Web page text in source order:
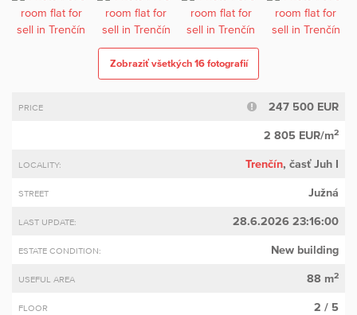
Zobraziť všetkých 16 fotografií
PRICE 247 500 EUR
2 805 EUR/m2
LOCALITY: Trenčín, časť Juh I
STREET Južná
LAST UPDATE: 28.6.2026 23:16:00
ESTATE CONDITION: New building
USEFUL AREA 88 m2
FLOOR 2 / 5